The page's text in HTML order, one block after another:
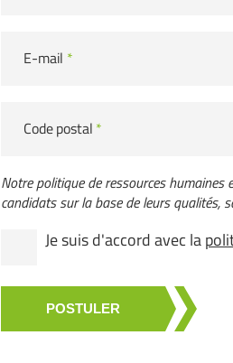
E-mail *
Code postal *
Notre politique de ressources humaines
candidats sur la base de leurs qualités,
Je suis d'accord avec la
POSTULER